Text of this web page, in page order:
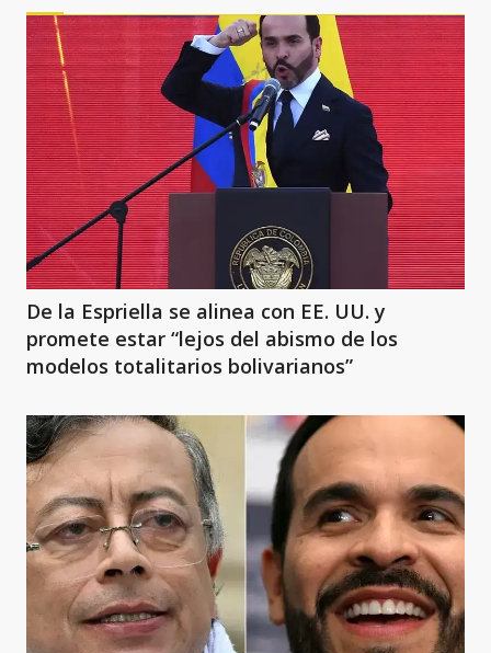
De la Espriella se alinea con EE. UU. y
promete estar “lejos del abismo de los
modelos totalitarios bolivarianos”